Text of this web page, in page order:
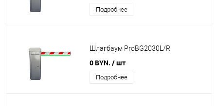
Подробнее
Шлагбаум ProBG2030L/R
0 BYN. / шт
Подробнее